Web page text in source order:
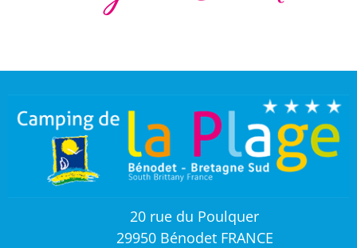
20 rue du Poulquer
29950 Bénodet FRANCE